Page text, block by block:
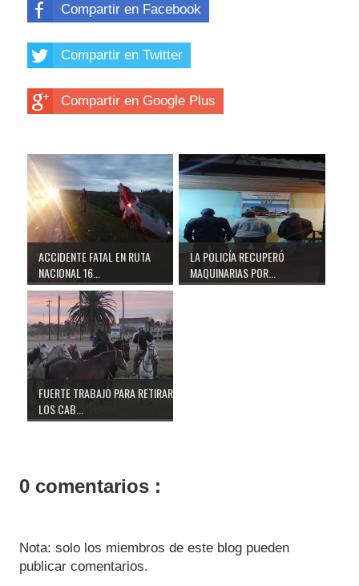
Compartir en Facebook
Compartir en Twitter
Compartir en Google Plus
ACCIDENTE FATAL EN RUTA
NACIONAL 16...
LA POLICÍA RECUPERÓ
MAQUINARIAS POR...
FUERTE TRABAJO PARA RETIRAR
LOS CAB...
0 comentarios :
Nota: solo los miembros de este blog pueden
publicar comentarios.